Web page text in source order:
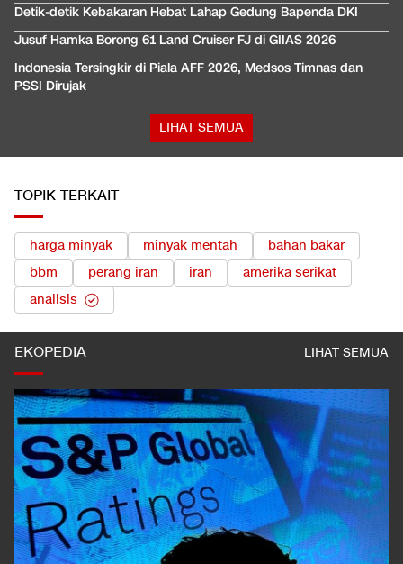
Detik-detik Kebakaran Hebat Lahap Gedung Bapenda DKI
Jusuf Hamka Borong 61 Land Cruiser FJ di GIIAS 2026
Indonesia Tersingkir di Piala AFF 2026, Medsos Timnas dan
PSSI Dirujak
LIHAT SEMUA
TOPIK TERKAIT
harga minyak minyak mentah
bahan bakar
bbm
perang iran iran
amerika serikat
analisis
EKOPEDIA LIHAT SEMUA